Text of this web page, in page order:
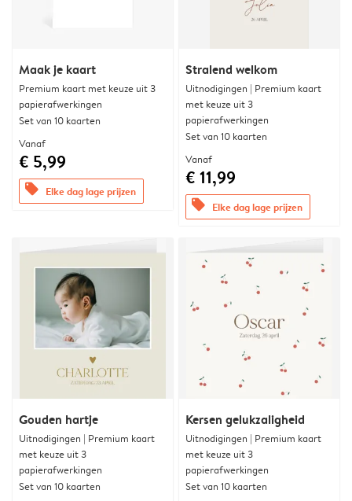
Maak je kaart
Premium kaart met keuze uit 3
papierafwerkingen
Set van 10 kaarten
Vanaf
€ 5,99
offers Elke dag lage prijzen
Stralend welkom
Uitnodigingen | Premium kaart
met keuze uit 3
papierafwerkingen
Set van 10 kaarten
Vanaf
€ 11,99
offers Elke dag lage prijzen
Gouden hartje
Uitnodigingen | Premium kaart
met keuze uit 3
papierafwerkingen
Set van 10 kaarten
Kersen gelukzaligheid
Uitnodigingen | Premium kaart
met keuze uit 3
papierafwerkingen
Set van 10 kaarten